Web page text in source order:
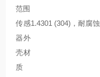
范围
传感
器外
壳材
质
1.4301 (304)，耐腐蚀